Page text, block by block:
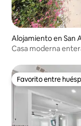
Alojamiento en San
Casa moderna
Favorito entre
Favorito entre